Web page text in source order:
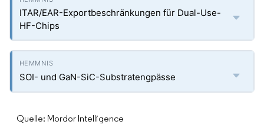
ITAR/EAR-Exportbeschränkungen für Dual-Use-
HF-Chips
SOI- und GaN-SiC-Substratengpässe
Quelle: Mordor Intelligence